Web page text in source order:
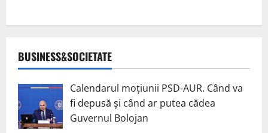
BUSINESS&SOCIETATE
Calendarul moțiunii PSD-AUR. Când va
fi depusă și când ar putea cădea
Guvernul Bolojan